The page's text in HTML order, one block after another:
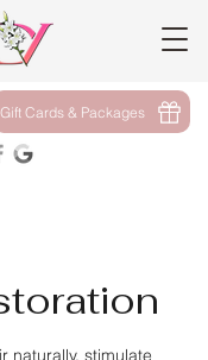
Gift Cards & Packages
naturally, stimulate